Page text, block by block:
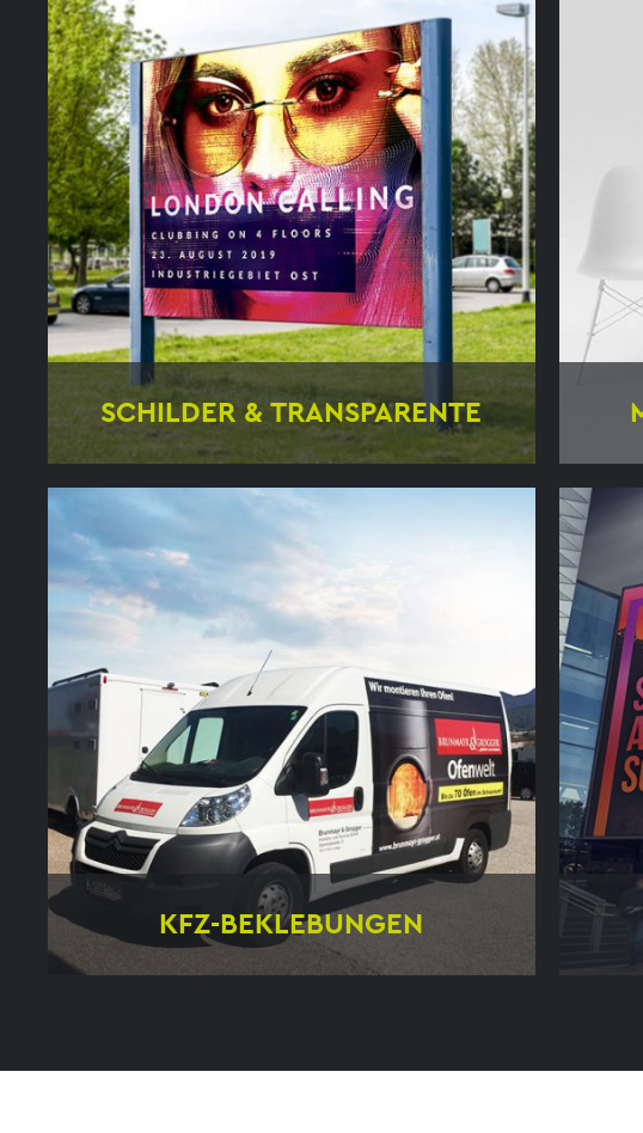
SCHILDER & TRANSPARENTE
Baustellenschilder
Firmenschilder
Glasschilder
Banner
KFZ-BEKLEBUNGEN
Vollverklebung
Teilverklebung